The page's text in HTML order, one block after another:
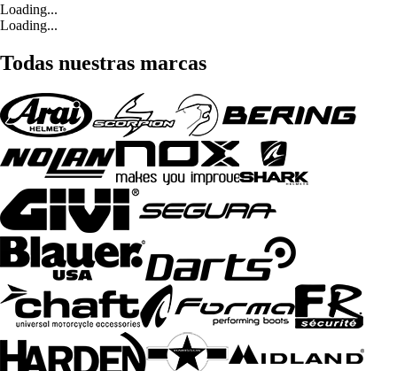
Loading...
Loading...
Todas nuestras marcas